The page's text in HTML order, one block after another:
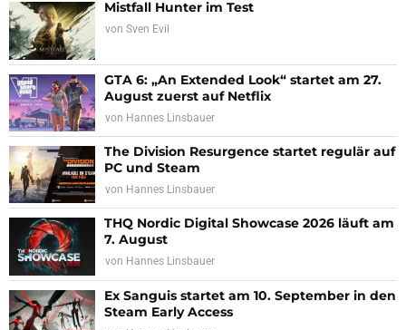
Mistfall Hunter im Test
von Sven Evil
GTA 6: „An Extended Look“ startet am 27.
August zuerst auf Netflix
von Hannes Linsbauer
The Division Resurgence startet regulär auf
PC und Steam
von Hannes Linsbauer
THQ Nordic Digital Showcase 2026 läuft am
7. August
von Hannes Linsbauer
Ex Sanguis startet am 10. September in den
Steam Early Access